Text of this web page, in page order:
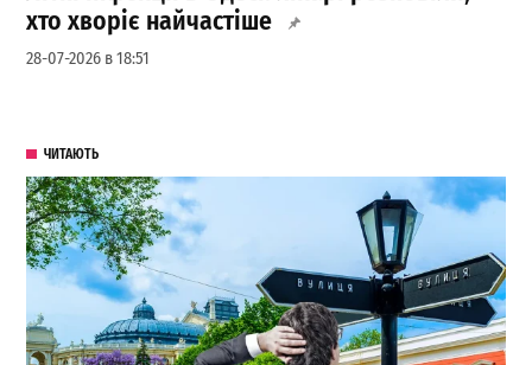
хто хворіє найчастіше
28-07-2026 в 18:51
ЧИТАЮТЬ